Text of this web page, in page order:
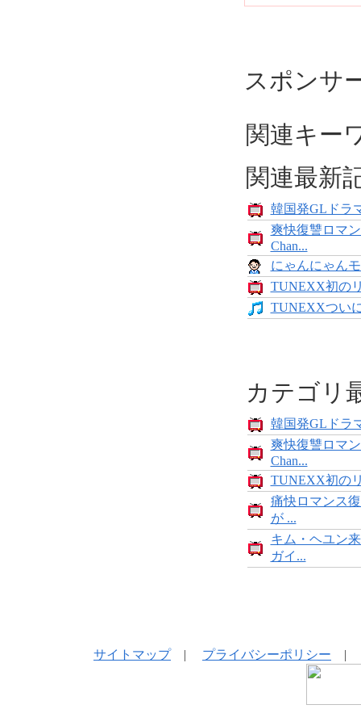
スポンサ
関連キー
関連最新
韓国発GLドラ
爽快復讐ロマ
Chan...
にゃんにゃん
TUNEXX初の
TUNEXXつい
カテゴリ
韓国発GLドラ
爽快復讐ロマ
Chan...
TUNEXX初の
痛快ロマンス
が ...
キム・ヘユン
ガイ...
サイトマップ| プライバシーポリシー